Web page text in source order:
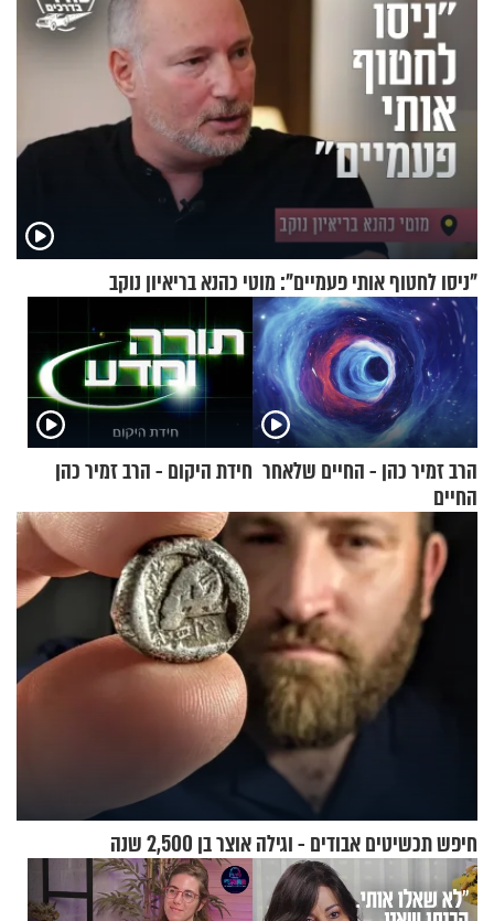
"ניסו לחטוף אותי פעמיים": מוטי כהנא בריאיון נוקב
הרב זמיר כהן - החיים שלאחר
החיים
חידת היקום - הרב זמיר כהן
חיפש תכשיטים אבודים - וגילה אוצר בן 2,500 שנה